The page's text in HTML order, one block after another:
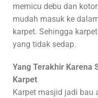
memicu debu dan
mudah masuk ke
karpet. Sehingga
yang tidak sedap.
Yang Terakhir Karena
Karpet
Karpet masjid jadi bau